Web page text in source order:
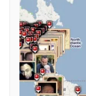
THỜI BÁO VTV